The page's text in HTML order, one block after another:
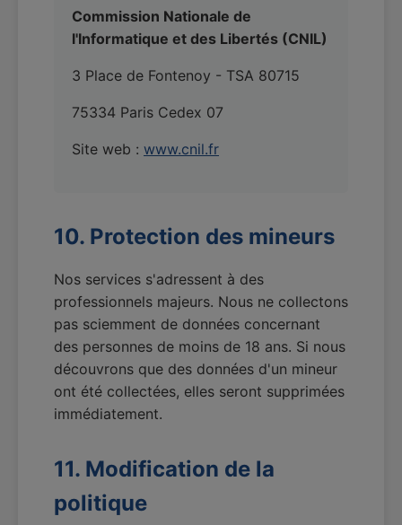
Commission Nationale de
l'Informatique et des Libertés (CNIL)
3 Place de Fontenoy - TSA 80715
75334 Paris Cedex 07
Site web : www.cnil.fr
10. Protection des mineurs
Nos services s'adressent à des
professionnels majeurs. Nous ne collectons
pas sciemment de données concernant
des personnes de moins de 18 ans. Si nous
découvrons que des données d'un mineur
ont été collectées, elles seront supprimées
immédiatement.
11. Modification de la
politique